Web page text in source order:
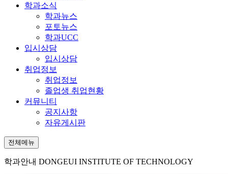
학과소식
학과뉴스
포토뉴스
학과UCC
입시상담
입시상담
취업정보
취업정보
졸업생 취업현황
커뮤니티
공지사항
자유게시판
전체메뉴
학과안내 DONGEUI INSTITUTE OF TECHNOLOGY